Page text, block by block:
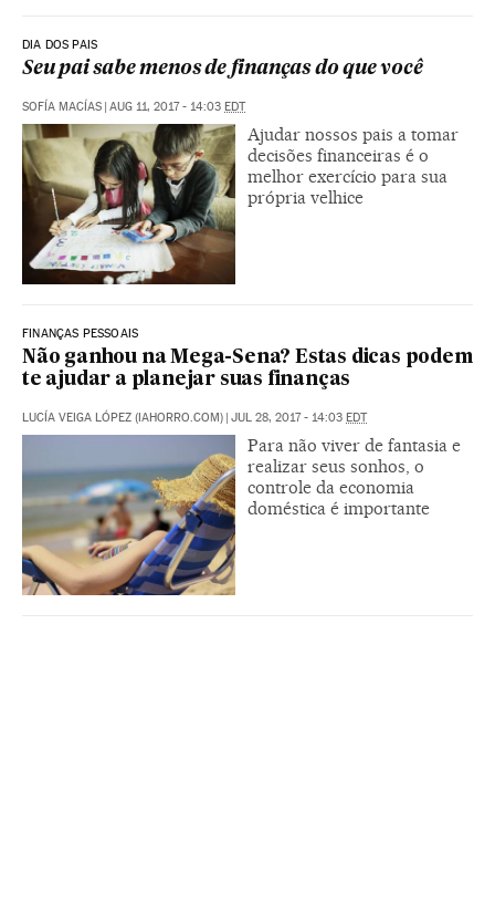
DIA DOS PAIS
Seu pai sabe menos de finanças do que você
SOFÍA MACÍAS | AUG 11, 2017 - 14:03 EDT
Ajudar nossos pais a tomar
decisões financeiras é o
melhor exercício para sua
própria velhice
FINANÇAS PESSOAIS
Não ganhou na Mega-Sena? Estas dicas podem
te ajudar a planejar suas finanças
LUCÍA VEIGA LÓPEZ (IAHORRO.COM) | JUL 28, 2017 - 14:03 EDT
Para não viver de fantasia e
realizar seus sonhos, o
controle da economia
doméstica é importante